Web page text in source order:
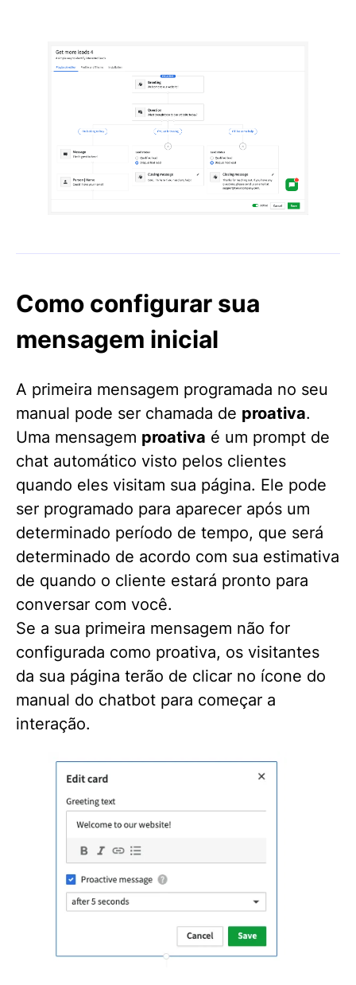
Como configurar sua
mensagem inicial
A primeira mensagem programada no seu
manual pode ser chamada de proativa.
Uma mensagem proativa é um prompt de
chat automático visto pelos clientes
quando eles visitam sua página. Ele pode
ser programado para aparecer após um
determinado período de tempo, que será
determinado de acordo com sua estimativa
de quando o cliente estará pronto para
conversar com você.
Se a sua primeira mensagem não for
configurada como proativa, os visitantes
da sua página terão de clicar no ícone do
manual do chatbot para começar a
interação.